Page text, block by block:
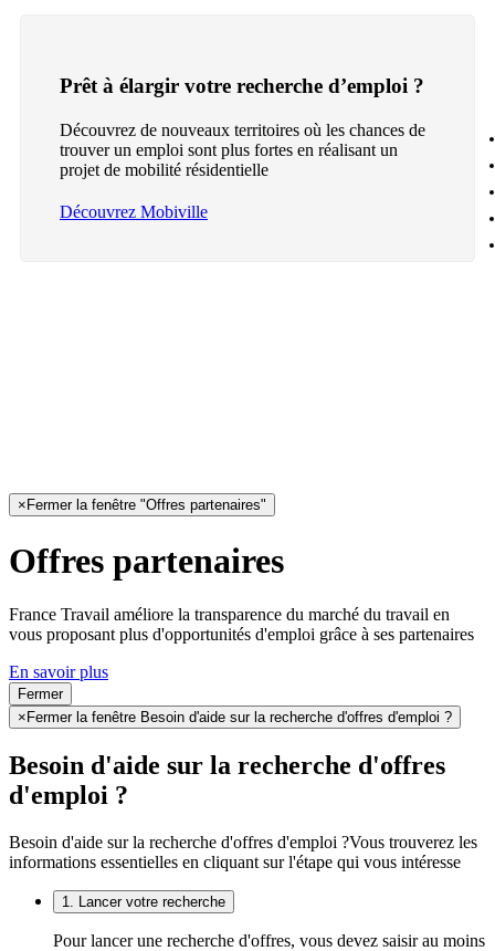
Prêt à élargir votre recherche d’emploi ?
Découvrez de nouveaux territoires où les chances de
trouver un emploi sont plus fortes en réalisant un
projet de mobilité résidentielle
Découvrez Mobiville
× Fermer la fenêtre "Offres partenaires"
Offres partenaires
France Travail améliore la transparence du marché du travail en
vous proposant plus d'opportunités d'emploi grâce à ses partenaires
En savoir plus
Fermer
× Fermer la fenêtre Besoin d'aide sur la recherche d'offres d'emploi ?
Besoin d'aide sur la recherche d'offres
d'emploi ?
Besoin d'aide sur la recherche d'offres d'emploi ?Vous trouverez les
informations essentielles en cliquant sur l'étape qui vous intéresse
1. Lancer votre recherche
Pour lancer une recherche d'offres, vous devez saisir au moins